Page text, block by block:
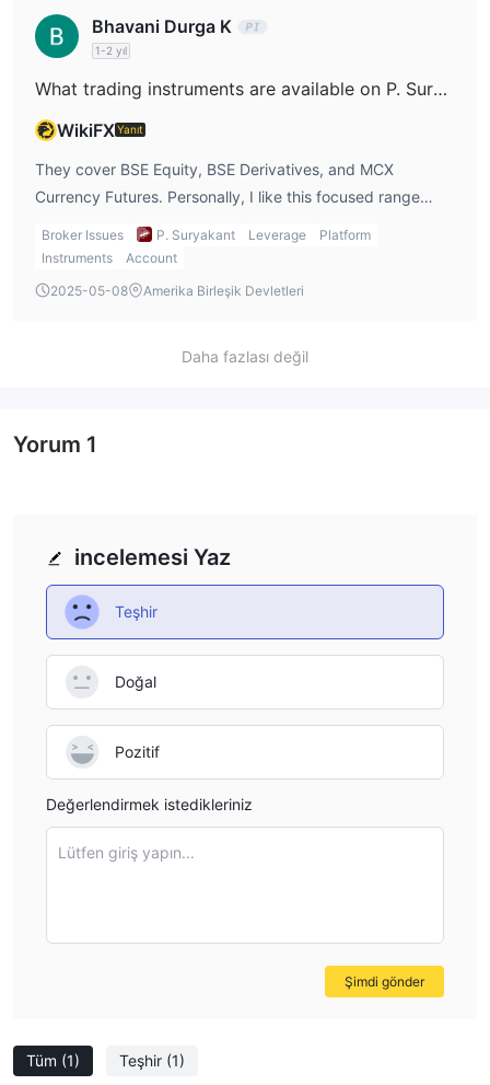
Bhavani Durga K
1-2 yıl
What trading instruments are available on P. Suryakant Share & Stock Brokers?
WikiFXYanıt
They cover BSE Equity, BSE Derivatives, and MCX
Currency Futures. Personally, I like this focused range
because it allows me to trade stocks, derivatives, and
currency futures all in one place.
Broker Issues P. Suryakant Leverage
Platform
Instruments
Account
2025-05-08
Amerika Birleşik Devletleri
Daha fazlası değil
Tüm (1) Teşhir (1)
incelemesi Yaz
Teşhir
Doğal
Pozitif
Değerlendirmek istedikleriniz
Lütfen giriş yapın...
Şimdi gönder
Yorum 1